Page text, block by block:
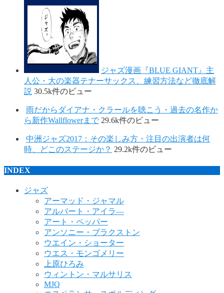
ジャズ漫画『BLUE GIANT』主
人公・大の楽器テナーサックス、練習方法など徹底解
説 30.5k件のビュー
雨だからダイアナ・クラールを聴こう・過去の名作か
ら新作Wallflowerまで 29.6k件のビュー
中洲ジャズ2017：その楽しみ方・注目の出演者は何
時、どこのステージか？ 29.2k件のビュー
INDEX
ジャズ
アーマッド・ジャマル
アルバート・アイラ―
アート・ペッパー
アンソニー・ブラクストン
ウエイン・ショーター
ウエス・モンゴメリー
上原ひろみ
ウィントン・マルサリス
MJQ